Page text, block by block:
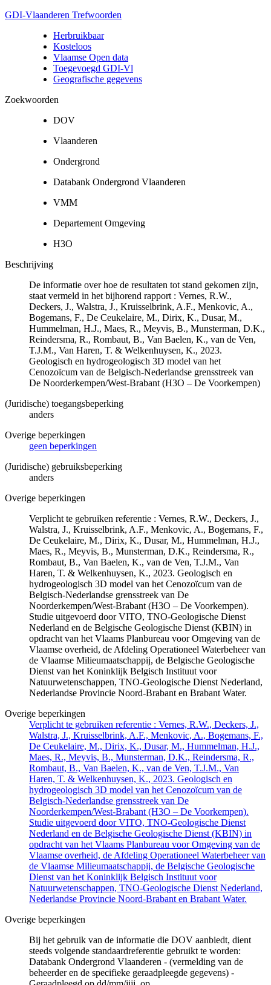
GDI-Vlaanderen Trefwoorden
Herbruikbaar
Kosteloos
Vlaamse Open data
Toegevoegd GDI-Vl
Geografische gegevens
Zoekwoorden
DOV
Vlaanderen
Ondergrond
Databank Ondergrond Vlaanderen
VMM
Departement Omgeving
H3O
Beschrijving
De informatie over hoe de resultaten tot stand gekomen zijn,
staat vermeld in het bijhorend rapport : Vernes, R.W.,
Deckers, J., Walstra, J., Kruisselbrink, A.F., Menkovic, A.,
Bogemans, F., De Ceukelaire, M., Dirix, K., Dusar, M.,
Hummelman, H.J., Maes, R., Meyvis, B., Munsterman, D.K.,
Reindersma, R., Rombaut, B., Van Baelen, K., van de Ven,
T.J.M., Van Haren, T. & Welkenhuysen, K., 2023.
Geologisch en hydrogeologisch 3D model van het
Cenozoïcum van de Belgisch-Nederlandse grensstreek van
De Noorderkempen/West-Brabant (H3O – De Voorkempen)
(Juridische) toegangsbeperking
anders
Overige beperkingen
geen beperkingen
(Juridische) gebruiksbeperking
anders
Overige beperkingen
Verplicht te gebruiken referentie : Vernes, R.W., Deckers, J.,
Walstra, J., Kruisselbrink, A.F., Menkovic, A., Bogemans, F.,
De Ceukelaire, M., Dirix, K., Dusar, M., Hummelman, H.J.,
Maes, R., Meyvis, B., Munsterman, D.K., Reindersma, R.,
Rombaut, B., Van Baelen, K., van de Ven, T.J.M., Van
Haren, T. & Welkenhuysen, K., 2023. Geologisch en
hydrogeologisch 3D model van het Cenozoïcum van de
Belgisch-Nederlandse grensstreek van De
Noorderkempen/West-Brabant (H3O – De Voorkempen).
Studie uitgevoerd door VITO, TNO-Geologische Dienst
Nederland en de Belgische Geologische Dienst (KBIN) in
opdracht van het Vlaams Planbureau voor Omgeving van de
Vlaamse overheid, de Afdeling Operationeel Waterbeheer van
de Vlaamse Milieumaatschappij, de Belgische Geologische
Dienst van het Koninklijk Belgisch Instituut voor
Natuurwetenschappen, TNO-Geologische Dienst Nederland,
Nederlandse Provincie Noord-Brabant en Brabant Water.
Overige beperkingen
Verplicht te gebruiken referentie : Vernes, R.W., Deckers, J.,
Walstra, J., Kruisselbrink, A.F., Menkovic, A., Bogemans, F.,
De Ceukelaire, M., Dirix, K., Dusar, M., Hummelman, H.J.,
Maes, R., Meyvis, B., Munsterman, D.K., Reindersma, R.,
Rombaut, B., Van Baelen, K., van de Ven, T.J.M., Van
Haren, T. & Welkenhuysen, K., 2023. Geologisch en
hydrogeologisch 3D model van het Cenozoïcum van de
Belgisch-Nederlandse grensstreek van De
Noorderkempen/West-Brabant (H3O – De Voorkempen).
Studie uitgevoerd door VITO, TNO-Geologische Dienst
Nederland en de Belgische Geologische Dienst (KBIN) in
opdracht van het Vlaams Planbureau voor Omgeving van de
Vlaamse overheid, de Afdeling Operationeel Waterbeheer van
de Vlaamse Milieumaatschappij, de Belgische Geologische
Dienst van het Koninklijk Belgisch Instituut voor
Natuurwetenschappen, TNO-Geologische Dienst Nederland,
Nederlandse Provincie Noord-Brabant en Brabant Water.
Overige beperkingen
Bij het gebruik van de informatie die DOV aanbiedt, dient
steeds volgende standaardreferentie gebruikt te worden:
Databank Ondergrond Vlaanderen - (vermelding van de
beheerder en de specifieke geraadpleegde gegevens) -